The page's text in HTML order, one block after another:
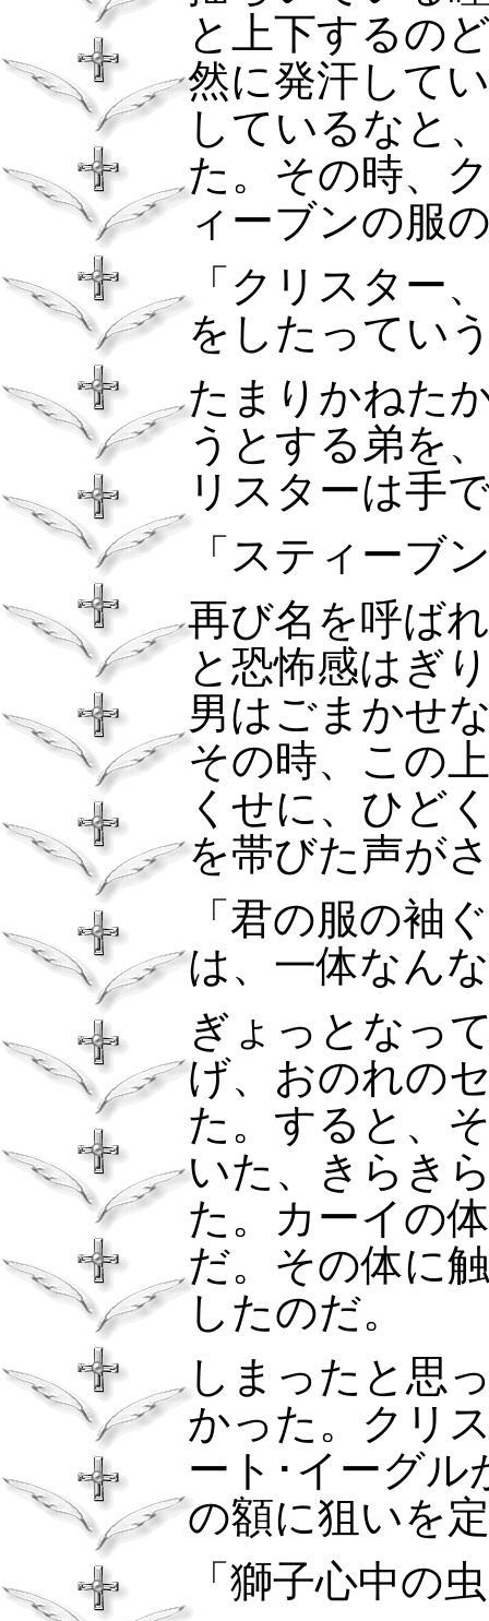
と上下するの
然に発汗して
しているなと
た。その時、
ィーブンの服
「クリスター
をしたってい
たまりかねた
うとする弟を
リスターは手
「スティーブ
再び名を呼ば
と恐怖感はぎ
男はごまかせ
その時、この
くせに、ひど
を帯びた声が
「君の服の袖
は、一体なん
ぎょっとなっ
げ、おのれの
た。すると、
いた、きらき
た。カーイの
だ。その体に
したのだ。
しまったと思
かった。クリ
ート･イーグ
の額に狙いを
「獅子心中の